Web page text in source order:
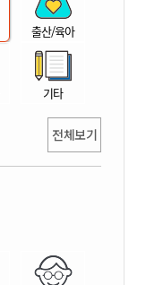
출산/육아
기타
전체보기